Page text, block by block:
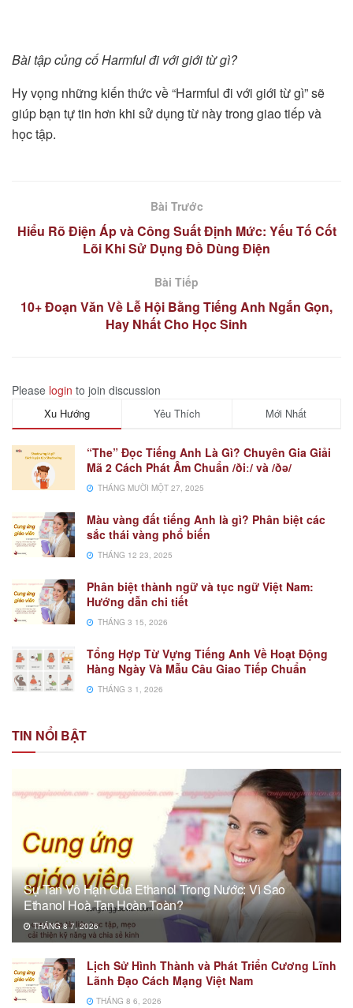
Bài tập củng cố Harmful đi với giới từ gì?
Hy vọng những kiến thức về “Harmful đi với giới từ gì” sẽ
giúp bạn tự tin hơn khi sử dụng từ này trong giao tiếp và
học tập.
Bài Trước
Hiểu Rõ Điện Áp và Công Suất Định Mức: Yếu Tố Cốt
Lõi Khi Sử Dụng Đồ Dùng Điện
Bài Tiếp
10+ Đoạn Văn Về Lễ Hội Bằng Tiếng Anh Ngắn Gọn,
Hay Nhất Cho Học Sinh
Please login to join discussion
Xu Hướng Yêu Thích Mới Nhất
“The” Đọc Tiếng Anh Là Gì? Chuyên Gia Giải
Mã 2 Cách Phát Âm Chuẩn /ðiː/ và /ðə/
THÁNG MƯỜI MỘT 27, 2025
Màu vàng đất tiếng Anh là gì? Phân biệt các
sắc thái vàng phổ biến
THÁNG 12 23, 2025
Phân biệt thành ngữ và tục ngữ Việt Nam:
Hướng dẫn chi tiết
THÁNG 3 15, 2026
Tổng Hợp Từ Vựng Tiếng Anh Về Hoạt Động
Hàng Ngày Và Mẫu Câu Giao Tiếp Chuẩn
THÁNG 3 1, 2026
TIN NỔI BẬT
Sự Tan Vô Hạn Của Ethanol Trong Nước: Vì Sao
Ethanol Hoà Tan Hoàn Toàn?
THÁNG 8 7, 2026
Lịch Sử Hình Thành và Phát Triển Cương Lĩnh
Lãnh Đạo Cách Mạng Việt Nam
THÁNG 8 6, 2026